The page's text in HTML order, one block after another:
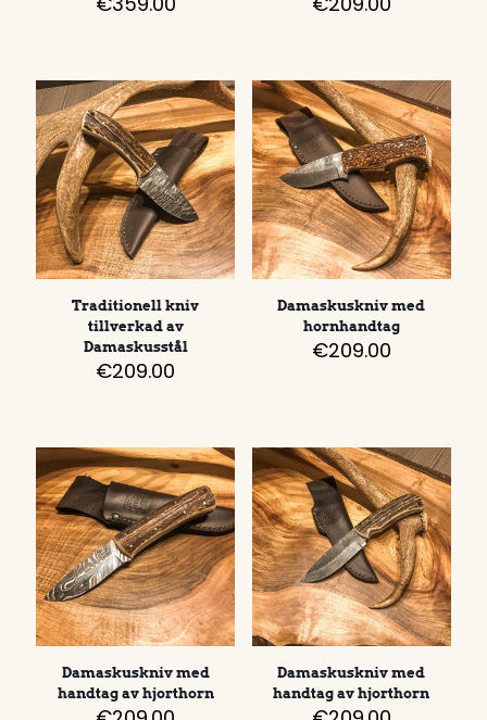
Traditionell kniv
tillverkad av
Damaskusstål
€209.00
Damaskuskniv med
hornhandtag
€209.00
Damaskuskniv med
handtag av hjorthorn
Damaskuskniv med
handtag av hjorthorn